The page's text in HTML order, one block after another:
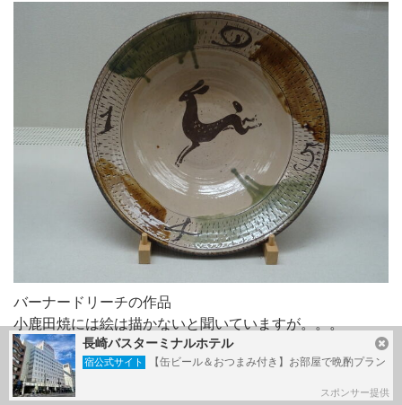
バーナードリーチの作品
小鹿田焼には絵は描かないと聞いていますが。。。
鹿じゃない???長崎バスターミナルホテル
宿公式サイト 【缶ビール＆おつまみ付き】お部屋で晩酌プラン
スポンサー提供